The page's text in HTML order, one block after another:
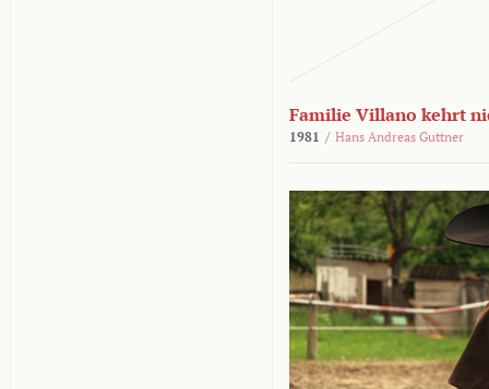
Familie Villano kehrt
1981 / Hans Andreas Guttner